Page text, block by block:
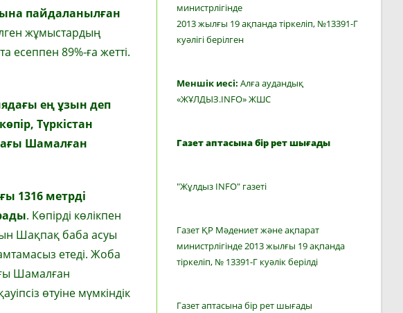
пайдаланылған
жұмыстардың
есеппен 89%-ға жетті.
ең ұзын деп
Түркістан
Шамалған
1316 метрді
. Көпірді көлікпен
Шақпақ баба асуы
етеді. Жоба
Шамалған
өтуіне мүмкіндік
министрлігінде
2013 жылғы 19 ақпанда тіркеліп, №13391-Г
куәлігі берілген
Меншік иесі: Алға аудандық
«ЖҰЛДЫЗ.INFO» ЖШС
Газет аптасына бір рет шығады
"Жұлдыз INFO" газеті
Газет ҚР Мәдениет және ақпарат
министрлігінде 2013 жылғы 19 ақпанда
тіркеліп, № 13391-Г куәлік берілді
Газет аптасына бір рет шығады